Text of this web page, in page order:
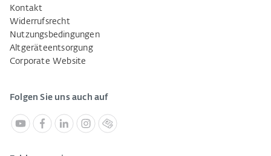
Kontakt
Widerrufsrecht
Nutzungsbedingungen
Altgeräteentsorgung
Corporate Website
Folgen Sie uns auch auf